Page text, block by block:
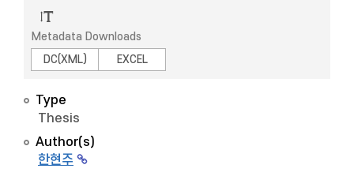
Metadata Downloads
DC(XML)
EXCEL
Type
Thesis
Author(s)
한현주